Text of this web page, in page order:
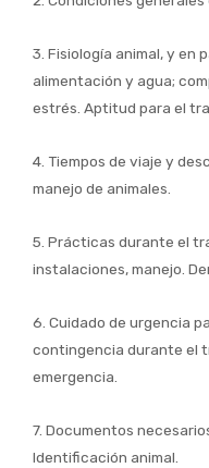
3. Fisiología animal, y en
alimentación y agua;
estrés. Aptitud para el
4. Tiempos de viaje y
manejo de animales.
5. Prácticas durante el
instalaciones, manejo.
6. Cuidado de urgencia
contingencia durante el
emergencia.
7. Documentos
Identificación animal.